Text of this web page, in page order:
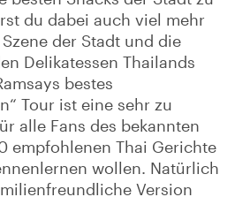
du dabei auch viel mehr
der Stadt und die
Delikatessen Thailands
bestes
Tour ist eine sehr zu
alle Fans des bekannten
empfohlenen Thai Gerichte
wollen. Natürlich
Version